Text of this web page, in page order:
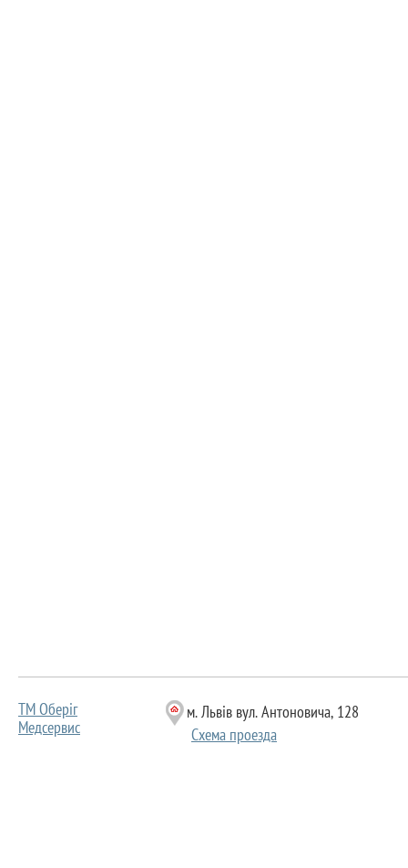
ТМ Оберіг
Медсервис
м. Львів вул. Антоновича, 128
Схема проезда